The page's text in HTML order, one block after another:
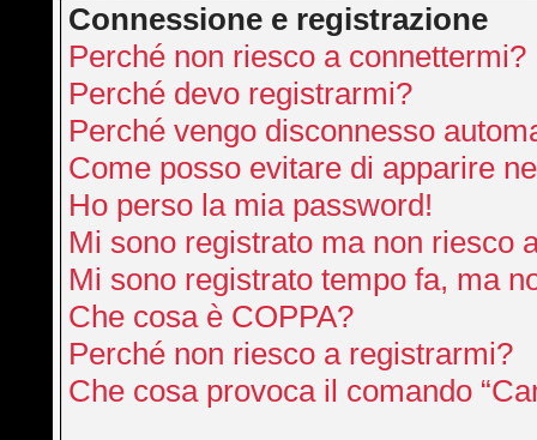
Connessione e registrazione
Perché non riesco a connettermi?
Perché devo registrarmi?
Perché vengo disconnesso
Come posso evitare di apparire
Ho perso la mia password!
Mi sono registrato ma non riesco
Mi sono registrato tempo fa, ma
Che cosa è COPPA?
Perché non riesco a registrarmi?
Che cosa provoca il comando